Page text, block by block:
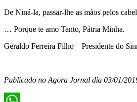
De Niná-la, passar-lhe as mãos pelos
… Porque te amo Tanto, Pátria Minha.
Geraldo Ferreira Filho – Presidente do
Publicado no Agora Jornal dia 03/01/